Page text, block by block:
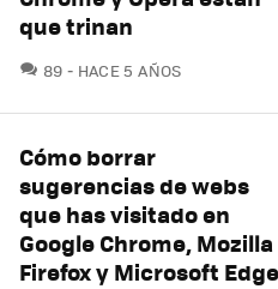
que trinan
89 COMENTARIOS
HACE 5 AÑOS
Cómo borrar
sugerencias de webs
que has visitado en
Google Chrome, Mozilla
Firefox y Microsoft Edge